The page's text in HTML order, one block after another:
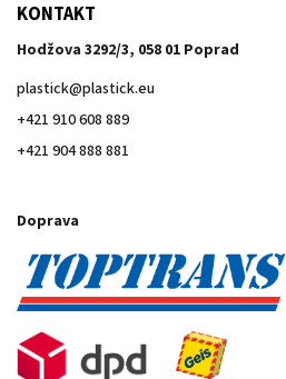
KONTAKT
Hodžova 3292/3, 058 01 Poprad
plastick@plastick.eu
+421 910 608 889
+421 904 888 881
Doprava